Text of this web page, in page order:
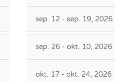
sep. 12 - sep. 19, 2026
sep. 26 - okt. 10, 2026
okt. 17 - okt. 24, 2026